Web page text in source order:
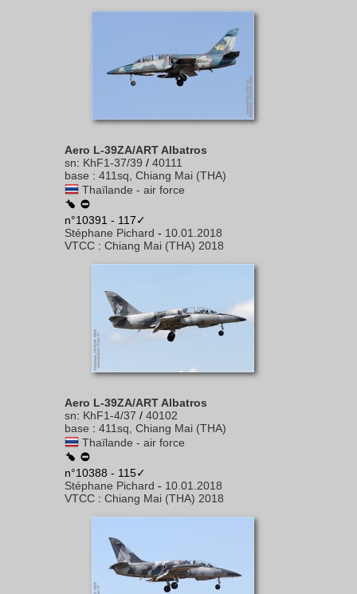
Aero L-39ZA/ART Albatros
sn: KhF1-37/39 / 40111
base : 411sq, Chiang Mai (THA)
Thaïlande - air force
n°10391 - 117✓
Stéphane Pichard - 10.01.2018
VTCC : Chiang Mai (THA) 2018
Aero L-39ZA/ART Albatros
sn: KhF1-4/37 / 40102
base : 411sq, Chiang Mai (THA)
Thaïlande - air force
n°10388 - 115✓
Stéphane Pichard - 10.01.2018
VTCC : Chiang Mai (THA) 2018